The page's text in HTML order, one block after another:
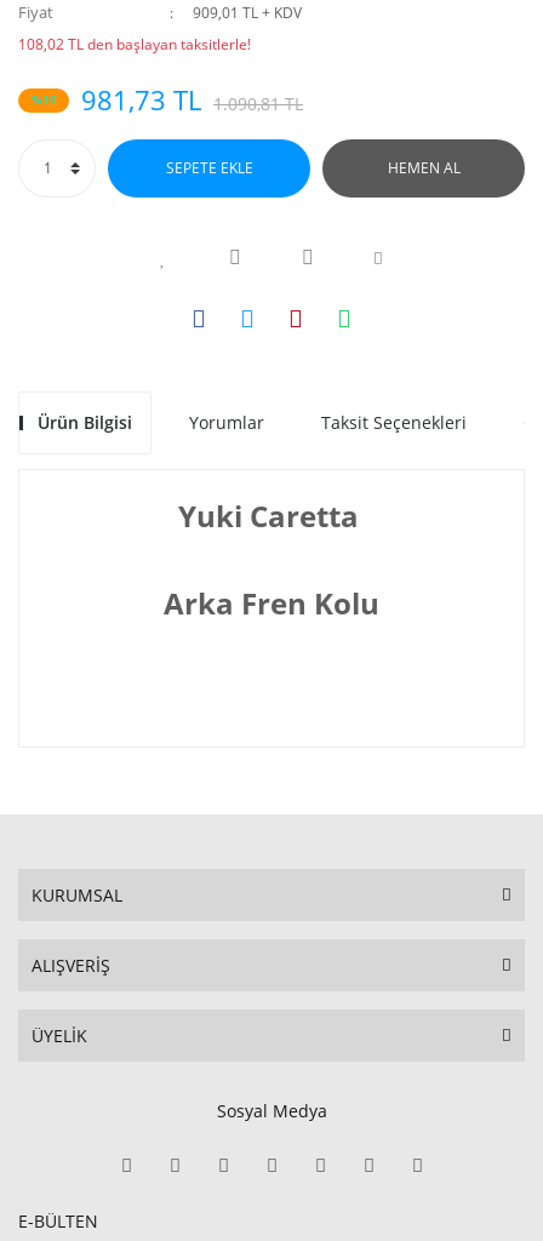
Fiyat
909,01 TL + KDV
108,02 TL den başlayan taksitlerle!
%10 981,73 TL 1.090,81 TL
SEPETE EKLE HEMEN AL
Ürün Bilgisi Yorumlar Taksit Seçenekleri
Yuki Caretta
Arka Fren Kolu
KURUMSAL
ALIŞVERİŞ
ÜYELİK
Sosyal Medya
E-BÜLTEN